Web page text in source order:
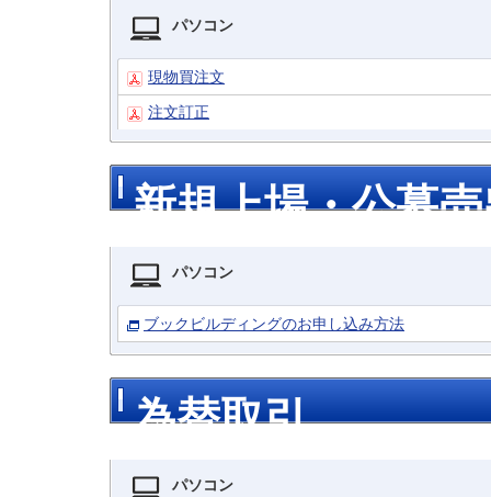
パソコン
現物買注文
注文訂正
新規上場・公募
パソコン
ブックビルディングのお申し込み方法
為替取引
パソコン